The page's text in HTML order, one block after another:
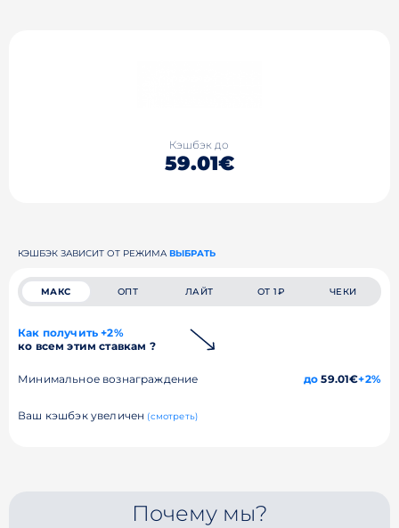
Кэшбэк до
59.01€
КЭШБЭК ЗАВИСИТ ОТ РЕЖИМА ВЫБРАТЬ
МАКС ОПТ ЛАЙТ ОТ 1₽ ЧЕКИ
Как получить +2%
ко всем этим ставкам ?
Минимальное вознаграждение до 59.01€+2%
Ваш кэшбэк увеличен (смотреть)
Почему мы?